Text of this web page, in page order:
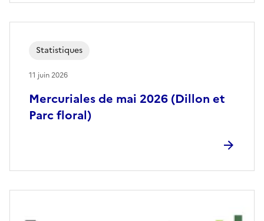
Mercuriales de mai 2026 (Dillon et
Parc floral)
Statistiques
11 juin 2026